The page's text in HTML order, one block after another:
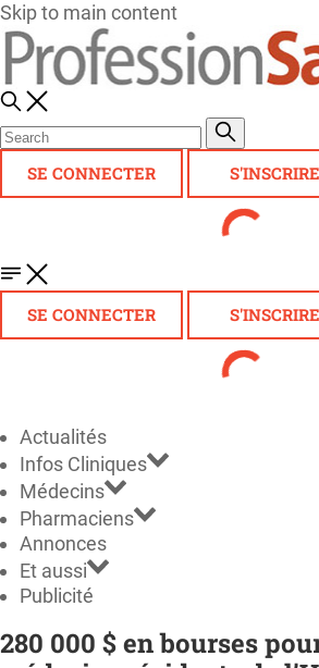
Skip to main content
SE CONNECTER S'INSCRIRE
SE CONNECTER S'INSCRIRE
Actualités
Infos Cliniques
Médecins
Pharmaciens
Annonces
Et aussi
Publicité
280 000 $ en bourses